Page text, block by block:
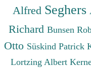
Alfred
Richard Bunsen
Otto Süskind Patrick
Lortzing Albert